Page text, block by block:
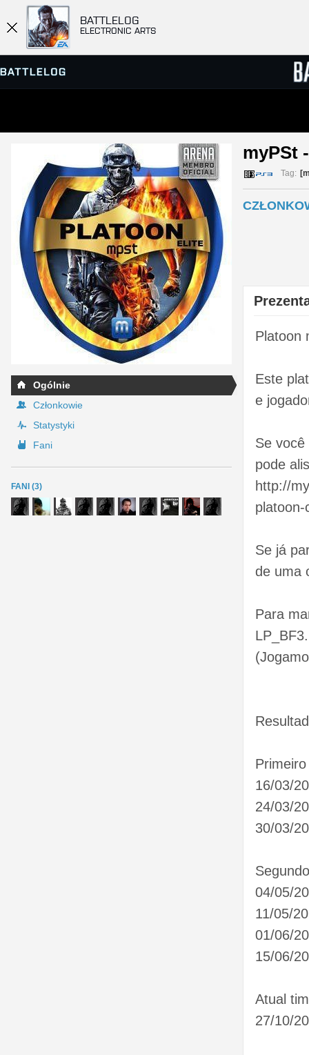
BATTLELOG
ELECTRONIC ARTS
PRZEGLĄDARKA SERWERÓW
GRY
Ogólnie
Członkowie
Statystyki
Fani
FANI (3)
myPSt
Tag:
Platoon
Este
e
Se
pode
http://
Se já
de uma
Para
LP_BF3.
16/03/
24/03/
30/03/
04/05/
11/05/
01/06/
15/06/
Atual
27/10/